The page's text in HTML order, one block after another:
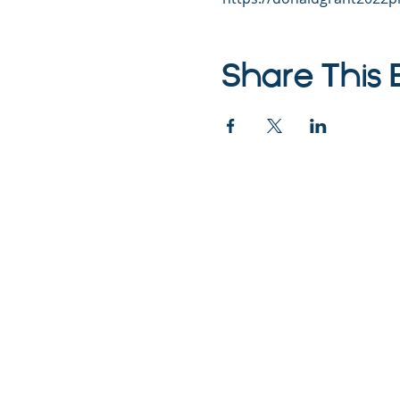
Share This